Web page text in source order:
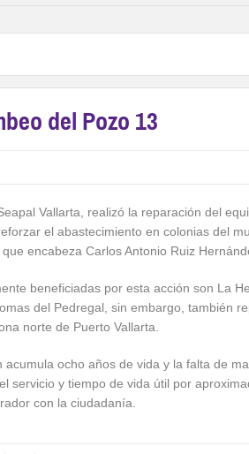
del Pozo 13
Vallarta, realizó la reparación del
el abastecimiento en colonias del
encabeza Carlos Antonio Ruiz
beneficiadas por esta acción son La
del Pedregal, sin embargo, también
norte de Puerto Vallarta.
ocho años de vida y la falta de
servicio y tiempo de vida útil por
con la ciudadanía.